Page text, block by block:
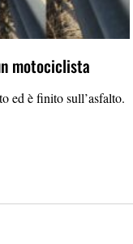
motociclista
ed è finito sull’asfalto.